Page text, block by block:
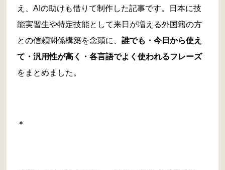
え、AIの助けも借りて制作した記事です。日本に技
能実習生や特定技能として来日が増える外国籍の方
との信頼関係構築を念頭に、誰でも・今日から使え
て・汎用性が高く・各言語でよく使われるフレーズ
をまとめました。
＊